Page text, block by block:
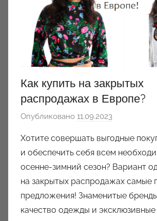
Как купить на закрытых
распродажах в Европе?
Опубликовано 11.09.2023
т
о
р
о
м
a
Хотите совершать выгодные
и обеспечить себя всем
осенне-зимний сезон? Вариант
на закрытых распродажах самые
предложения! Знаменитые
качество одежды и